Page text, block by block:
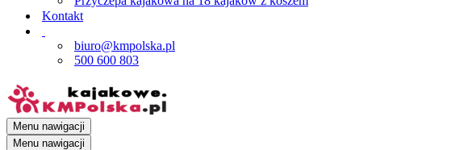
Kontakt
biuro@kmpolska.pl
500 600 803
Menu nawigacji
Menu nawigacji